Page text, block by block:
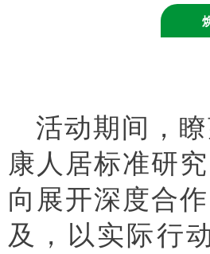
活动期间，
康人居标准研
向展开深度合
及，以实际行